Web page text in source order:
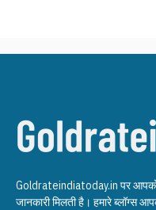
Goldrateindiatoday.in पर
जानकारी मिलती है। हमारे ब्लॉग्स